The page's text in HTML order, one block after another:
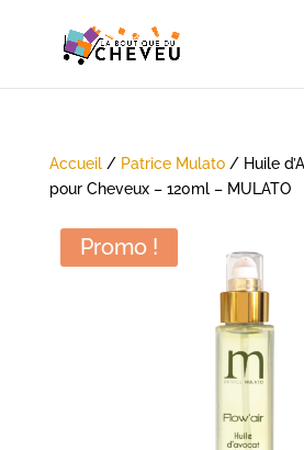
Accueil/ Patrice Mulato/ Huile
pour Cheveux – 120ml – MULATO
Promo !